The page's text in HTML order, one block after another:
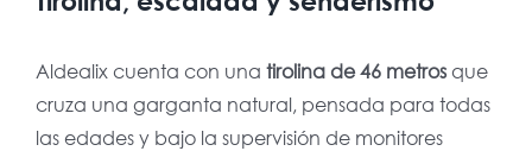
Aldealix cuenta con una tirolina de 46 metrosque
cruza una garganta natural, pensada para todas
las edades y bajo la supervisión de monitores